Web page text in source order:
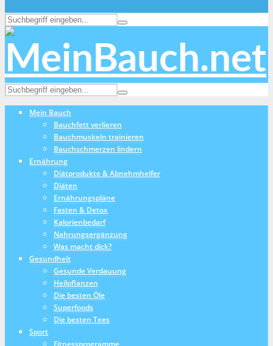
Mein Bauch
Bauchfett verlieren
Bauchmuskeln trainieren
Bauchschmerzen lindern
Ernährung
Diätprodukte & Abnehmhelfer
Diäten
Ernährungspläne
Fasten & Detox
Kalorienbedarf
Nahrungsergänzung
Was macht dick?
Gesundheit
Gesunde Verdauung
Heilpflanzen
Die besten Öle
Superfoods
Die besten Tees
Sport
Fitnessprogramme